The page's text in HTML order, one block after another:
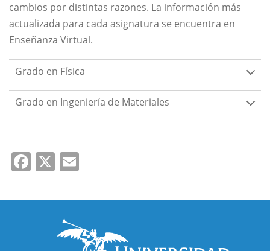
cambios por distintas razones. La información más
actualizada para cada asignatura se encuentra en
Enseñanza Virtual.
Grado en Física
Grado en Ingeniería de Materiales
Facebook
X